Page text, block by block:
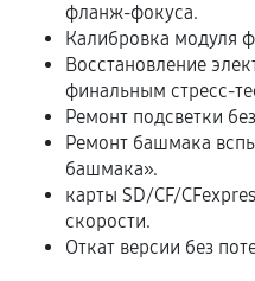
В некоторых случаях
расширенной
условия продления
фиксируются в
Когда гарантия
Нарушение правил
фланж-фокуса.
Калибровка модуля
Восстановление
финальным стресс-
Ремонт подсветки
Ремонт башмака
башмака».
карты SD/CF/
скорости.
Откат версии без